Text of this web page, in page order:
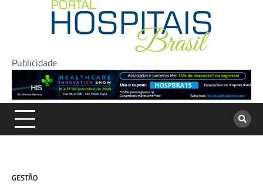
Publicidade
GESTÃO